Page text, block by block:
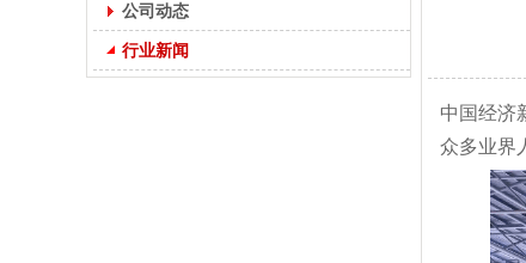
公司动态
行业新闻
中国经济
众多业界